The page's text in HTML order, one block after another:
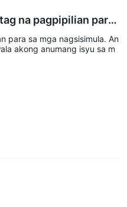
na pagpipilian para
para sa mga nagsisimula. An
akong anumang isyu sa m